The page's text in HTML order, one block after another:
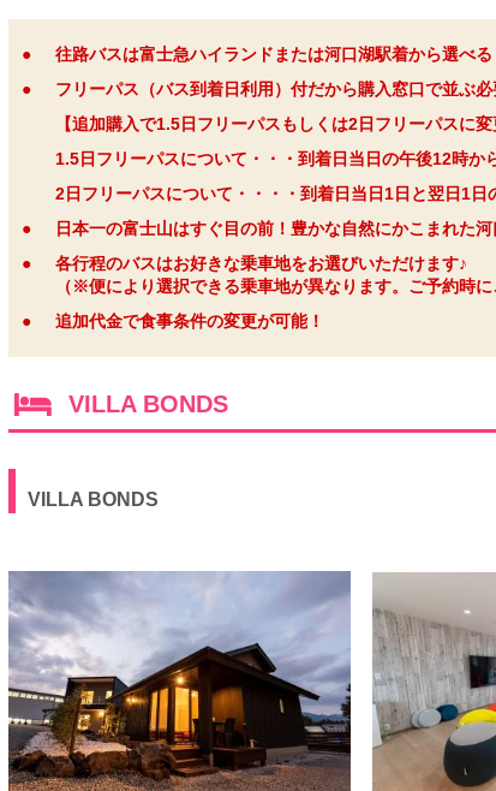
●
往路バスは富士急ハイランドまたは河口湖駅着から選べ
●
フリーパス（バス到着日利用）付だから購入窓口で並ぶ必
【追加購入で1.5日フリーパスもしくは2日フリーパスに変
1.5日フリーパスについて・・・到着日当日の午後12時か
2日フリーパスについて・・・・到着日当日1日と翌日1日
●
日本一の富士山はすぐ目の前！豊かな自然にかこまれた
●
各行程のバスはお好きな乗車地をお選びいただけます♪
（※便により選択できる乗車地が異なります。ご予約時に
●
追加代金で食事条件の変更が可能！
VILLA BONDS
VILLA BONDS